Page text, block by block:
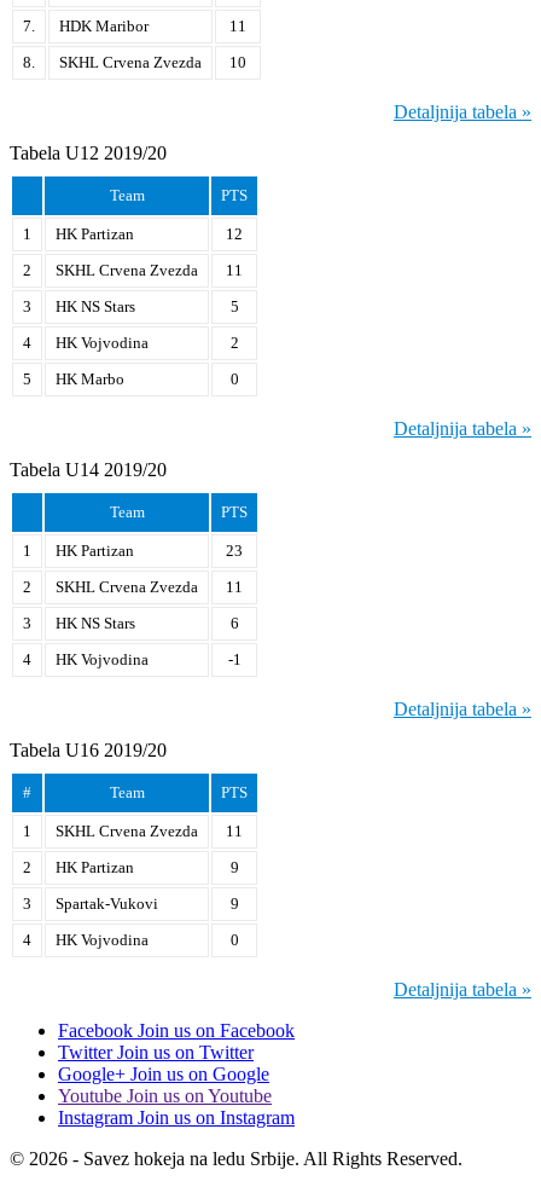
7.
HDK Maribor
11
8.
SKHL Crvena Zvezda 10
Detaljnija tabela »
Tabela U12 2019/20
Team PTS
1 HK Partizan
12
2
SKHL Crvena Zvezda
11
3
HK NS Stars
5
4
HK Vojvodina
2
5
HK Marbo 0
Detaljnija tabela »
Tabela U14 2019/20
Team PTS
1 HK Partizan
23
2
SKHL Crvena Zvezda
11
3
HK NS Stars
6
4
HK Vojvodina -1
Detaljnija tabela »
Tabela U16 2019/20
# Team PTS
1 SKHL Crvena Zvezda
11
2
HK Partizan
9
3
Spartak-Vukovi
9
4
HK Vojvodina 0
Detaljnija tabela »
Facebook Join us on Facebook
Twitter Join us on Twitter
Google+ Join us on Google
Youtube Join us on Youtube
Instagram Join us on Instagram
© 2026 - Savez hokeja na ledu Srbije. All Rights Reserved.